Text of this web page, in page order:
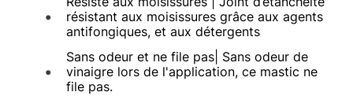
résistant aux moisissures grâce aux agents
antifongiques, et aux détergents
Sans odeur et ne file pas| Sans odeur de
vinaigre lors de l'application, ce mastic ne
file pas.